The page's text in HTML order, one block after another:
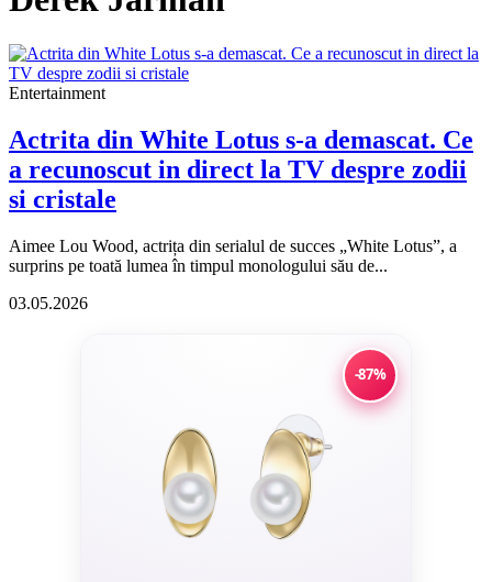
Entertainment
Actrita din White Lotus s-a demascat. Ce
a recunoscut in direct la TV despre zodii
si cristale
Aimee Lou Wood, actrița din serialul de succes „White Lotus”, a
surprins pe toată lumea în timpul monologului său de...
03.05.2026
-87%